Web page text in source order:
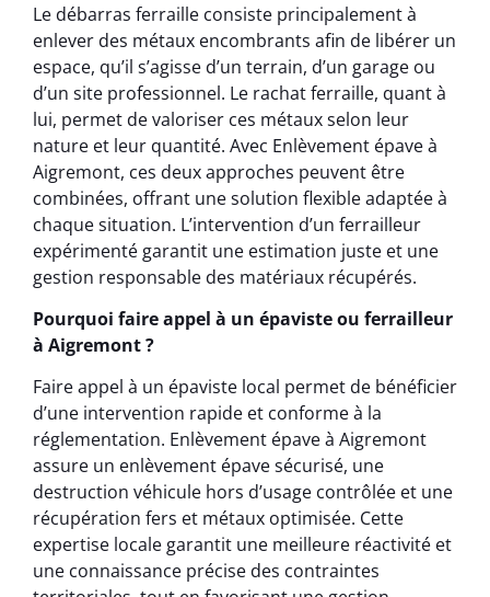
Le débarras ferraille consiste principalement à
enlever des métaux encombrants afin de libérer un
espace, qu’il s’agisse d’un terrain, d’un garage ou
d’un site professionnel. Le rachat ferraille, quant à
lui, permet de valoriser ces métaux selon leur
nature et leur quantité. Avec Enlèvement épave à
Aigremont, ces deux approches peuvent être
combinées, offrant une solution flexible adaptée à
chaque situation. L’intervention d’un ferrailleur
expérimenté garantit une estimation juste et une
gestion responsable des matériaux récupérés.
Pourquoi faire appel à un épaviste ou ferrailleur
à Aigremont ?
Faire appel à un épaviste local permet de bénéficier
d’une intervention rapide et conforme à la
réglementation. Enlèvement épave à Aigremont
assure un enlèvement épave sécurisé, une
destruction véhicule hors d’usage contrôlée et une
récupération fers et métaux optimisée. Cette
expertise locale garantit une meilleure réactivité et
une connaissance précise des contraintes